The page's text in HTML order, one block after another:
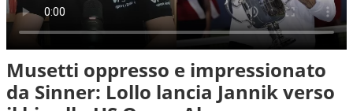
Musetti oppresso e impressionato
da Sinner: Lollo lancia Jannik verso